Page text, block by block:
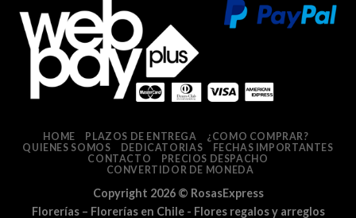
HOME PLAZOS DE ENTREGA
¿COMO COMPRAR?
QUIENES SOMOS
DEDICATORIAS
FECHAS IMPORTANTES
CONTACTO
PRECIOS DESPACHO
CONVERTIDOR DE MONEDA
Copyright 2026 © RosasExpress
Florerías – Florerías en Chile - Flores regalos y arreglos